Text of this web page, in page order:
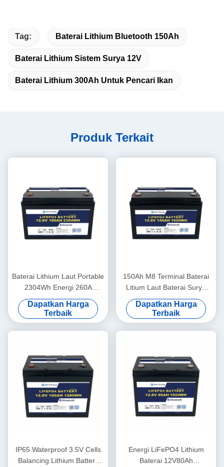
Tag: Baterai Lithium Bluetooth 150Ah
Baterai Lithium Sistem Surya 12V
Baterai Lithium 300Ah Untuk Pencari Ikan
Produk Terkait
Baterai Lithium Laut Portable
2304Wh Energi 260A
Puncakan Puncak
12.8V180Ah
Dapatkan Harga
Terbaik
150Ah M8 Terminal Baterai
Litium Laut Baterai Surya
12,8V ABS Case
Dapatkan Harga
Terbaik
IP65 Waterproof 3.5V Cells
Balancing Lithium Battery
Energi LiFePO4 Lithium
Baterai 12V80Ah